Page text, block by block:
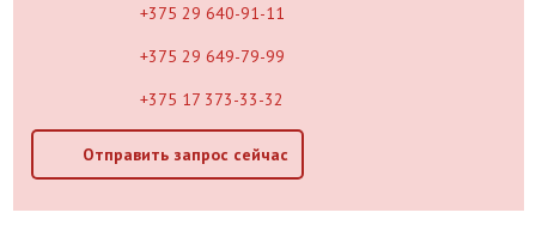
+375 29 640-91-11
+375 29 649-79-99
+375 17 373-33-32
Отправить запрос сейчас